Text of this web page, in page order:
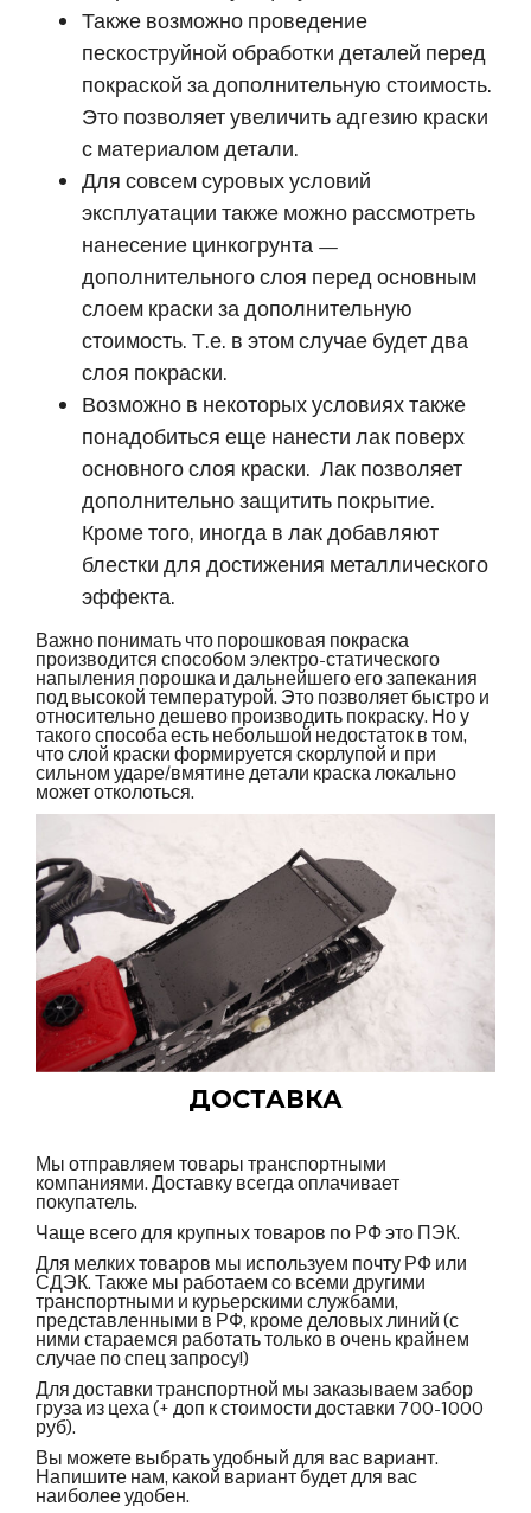
Также возможно проведение
пескоструйной обработки деталей перед
покраской за дополнительную стоимость.
Это позволяет увеличить адгезию краски
с материалом детали.
Для совсем суровых условий
эксплуатации также можно рассмотреть
нанесение цинкогрунта —
дополнительного слоя перед основным
слоем краски за дополнительную
стоимость. Т.е. в этом случае будет два
слоя покраски.
Возможно в некоторых условиях также
понадобиться еще нанести лак поверх
основного слоя краски. Лак позволяет
дополнительно защитить покрытие.
Кроме того, иногда в лак добавляют
блестки для достижения металлического
эффекта.
Важно понимать что порошковая покраска
производится способом электро-статического
напыления порошка и дальнейшего его запекания
под высокой температурой. Это позволяет быстро и
относительно дешево производить покраску. Но у
такого способа есть небольшой недостаток в том,
что слой краски формируется скорлупой и при
сильном ударе/вмятине детали краска локально
может отколоться.
ДОСТАВКА
Мы отправляем товары транспортными
компаниями. Доставку всегда оплачивает
покупатель.
Чаще всего для крупных товаров по РФ это ПЭК.
Для мелких товаров мы используем почту РФ или
СДЭК. Также мы работаем со всеми другими
транспортными и курьерскими службами,
представленными в РФ, кроме деловых линий (с
ними стараемся работать только в очень крайнем
случае по спец запросу!)
Для доставки транспортной мы заказываем забор
груза из цеха (+ доп к стоимости доставки 700-1000
руб).
Вы можете выбрать удобный для вас вариант.
Напишите нам, какой вариант будет для вас
наиболее удобен.